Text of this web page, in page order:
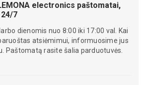
electronics paštomatai,
7
dienomis nuo 8:00 iki 17:00 val. Kai
atsiėmimui, informuosime jus
Paštomatą rasite šalia parduotuvės.